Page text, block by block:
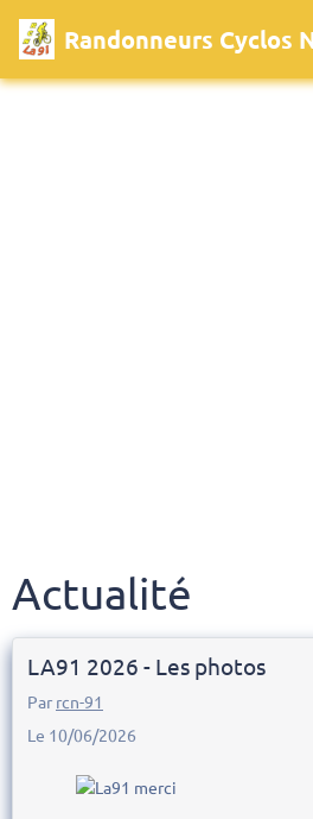
Randonneurs Cyclos
Actualité
LA91 2026 - Les photos
Par rcn-91
Le 10/06/2026